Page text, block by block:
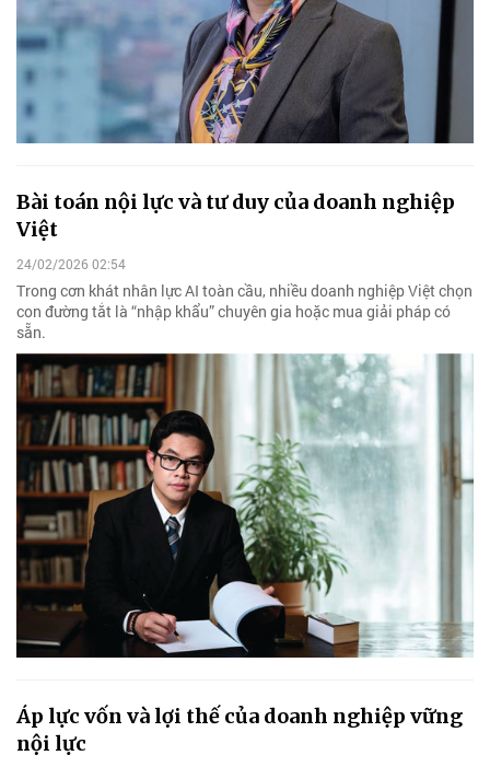
Bài toán nội lực và tư duy của doanh nghiệp
Việt
24/02/2026 02:54
Trong cơn khát nhân lực AI toàn cầu, nhiều doanh nghiệp Việt chọn
con đường tắt là “nhập khẩu” chuyên gia hoặc mua giải pháp có
sẵn.
Áp lực vốn và lợi thế của doanh nghiệp vững
nội lực